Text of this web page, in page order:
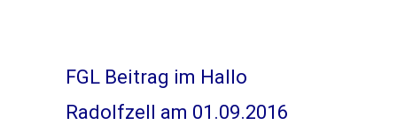
FGL Beitrag im Hallo
Radolfzell am 01.09.2016